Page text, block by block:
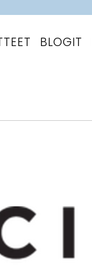
BLOGIT